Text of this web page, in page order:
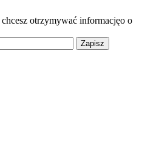
otrzymywać informacjęo o
Zapisz